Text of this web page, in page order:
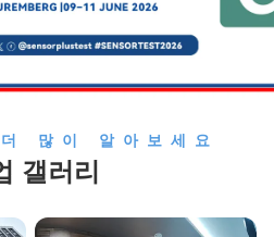
많이 알아보세요
갤러리